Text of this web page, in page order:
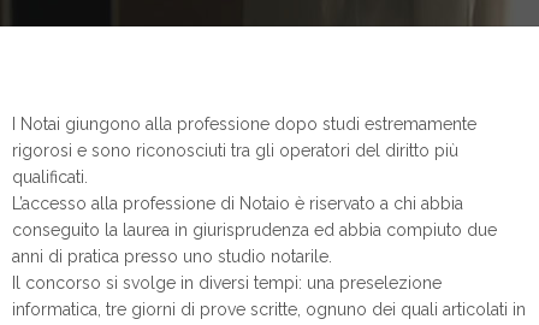
I Notai giungono alla professione dopo studi estremamente
rigorosi e sono riconosciuti tra gli operatori del diritto più
qualificati.
L’accesso alla professione di Notaio è riservato a chi abbia
conseguito la laurea in giurisprudenza ed abbia compiuto due
anni di pratica presso uno studio notarile.
Il concorso si svolge in diversi tempi: una preselezione
informatica, tre giorni di prove scritte, ognuno dei quali articolati in